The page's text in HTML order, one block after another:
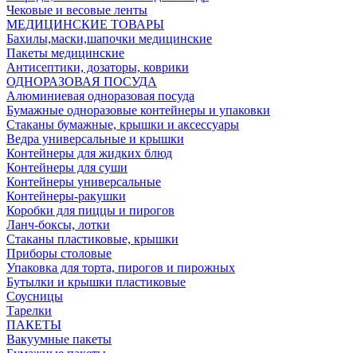
Чековые и весовые ленты
МЕДИЦИНСКИЕ ТОВАРЫ
Бахилы,маски,шапочки медицинские
Пакеты медицинские
Антисептики, дозаторы, коврики
ОДНОРАЗОВАЯ ПОСУДА
Алюминиевая одноразовая посуда
Бумажные одноразовые контейнеры и упаковки
Стаканы бумажные, крышки и аксессуары
Ведра универсальные и крышки
Контейнеры для жидких блюд
Контейнеры для суши
Контейнеры универсальные
Контейнеры-ракушки
Коробки для пиццы и пирогов
Ланч-боксы, лотки
Стаканы пластиковые, крышки
Приборы столовые
Упаковка для торта, пирогов и пирожных
Бутылки и крышки пластиковые
Соусницы
Тарелки
ПАКЕТЫ
Вакуумные пакеты